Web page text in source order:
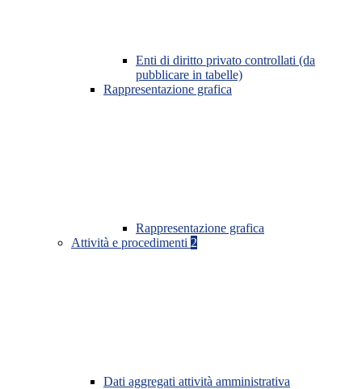
Enti di diritto privato controllati (da
pubblicare in tabelle)
Rappresentazione grafica
Rappresentazione grafica
Attività e procedimenti 2
Dati aggregati attività amministrativa